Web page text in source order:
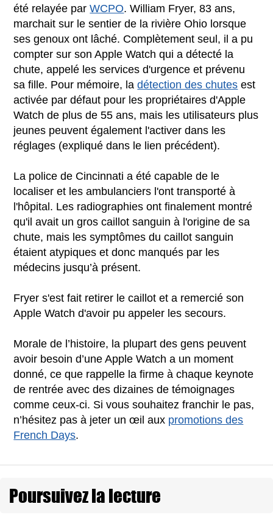
été relayée parWCPO. William Fryer, 83 ans,
marchait sur le sentier de la rivière Ohio lorsque
ses genoux ont lâché. Complètement seul, il a pu
compter sur son Apple Watch qui a détecté la
chute, appelé les services d'urgence et prévenu
sa fille. Pour mémoire, ladétection des chutes est
activée par défaut pour les propriétaires d'Apple
Watch de plus de 55 ans, mais les utilisateurs plus
jeunes peuvent également l'activer dans les
réglages (expliqué dans le lien précédent).
La police de Cincinnati a été capable de le
localiser et les ambulanciers l'ont transporté à
l'hôpital. Les radiographies ont finalement montré
qu'il avait un gros caillot sanguin à l'origine de sa
chute, mais les symptômes du caillot sanguin
étaient atypiques et donc manqués par les
médecins jusqu’à présent.
Fryer s'est fait retirer le caillot et a remercié son
Apple Watch d'avoir pu appeler les secours.
Morale de l’histoire, la plupart des gens peuvent
avoir besoin d’une Apple Watch a un moment
donné, ce que rappelle la firme à chaque keynote
de rentrée avec des dizaines de témoignages
comme ceux-ci. Si vous souhaitez franchir le pas,
n’hésitez pas à jeter un œil aux promotions des
French Days.
Poursuivez la lecture